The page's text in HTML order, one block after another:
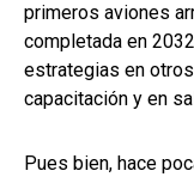
primeros aviones
completada en
estrategias en
capacitación y en
Pues bien, hace